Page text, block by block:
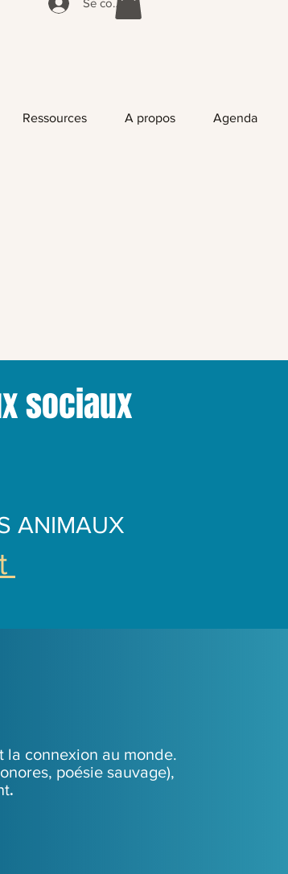
Se connecter
Ressources A propos Agenda
sociaux
ANIMAUX
connexion au monde.
poésie sauvage)​,
​.